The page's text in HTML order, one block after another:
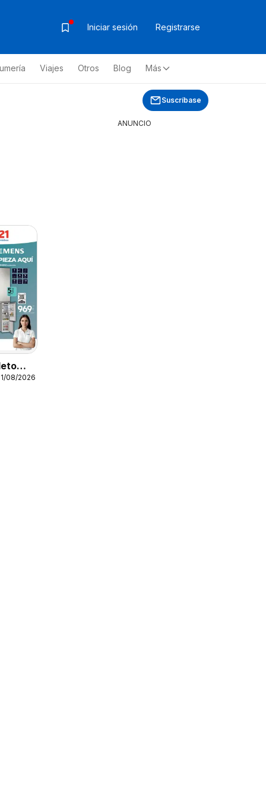
Iniciar sesión Registrarse
Viajes Otros Blog Más
Suscríbase
08/2026
ANUNCIO